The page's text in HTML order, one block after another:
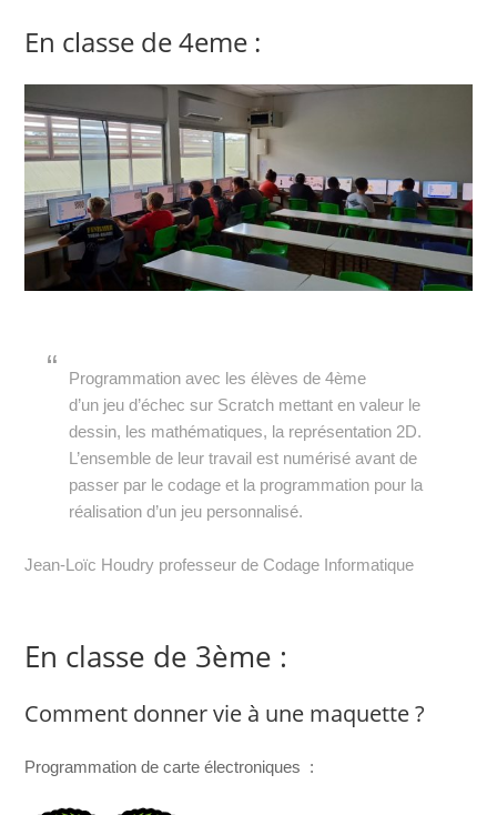
En classe de 4eme :
Programmation avec les élèves de 4ème
d’un jeu d’échec sur Scratch mettant en valeur le
dessin, les mathématiques, la représentation 2D.
L’ensemble de leur travail est numérisé avant de
passer par le codage et la programmation pour la
réalisation d’un jeu personnalisé.
Jean-Loïc Houdry professeur de Codage Informatique
En classe de 3ème :
Comment donner vie à une maquette ?
Programmation de carte électroniques :